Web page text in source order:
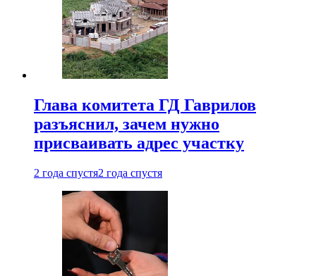
Глава комитета ГД Гаврилов
разъяснил, зачем нужно
присваивать адрес участку
2 года спустя2 года спустя